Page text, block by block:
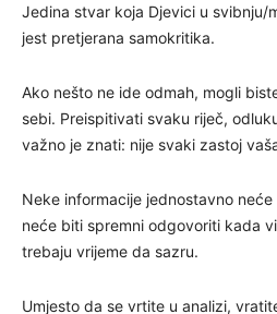
Jedina stvar koja Djevici u svibnju/
jest pretjerana samokritika.
Ako nešto ne ide odmah, mogli
sebi. Preispitivati svaku riječ,
važno je znati: nije svaki zastoj
Neke informacije jednostavno
neće biti spremni odgovoriti kada
trebaju vrijeme da sazru.
Umjesto da se vrtite u analizi,